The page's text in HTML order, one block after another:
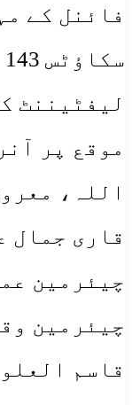
فائنل کے
لیفٹیننٹ
موقع پر
اللہ،
قاری جمال
چیئرمین
چیئرمین
قاسم